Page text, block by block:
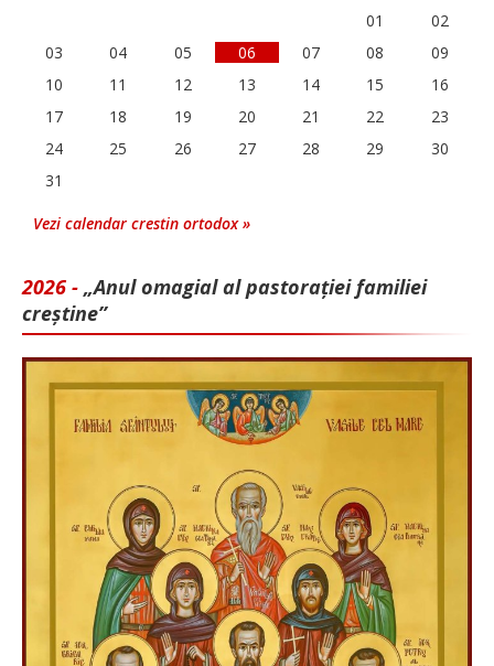
01
02
03
04 05 06 07 08
09
10
11 12 13 14 15
16
17
18 19 20 21 22
23
24
25 26 27 28 29
30
31
Vezi calendar crestin ortodox »
2026 - „Anul omagial al pastorației familiei
creștine”